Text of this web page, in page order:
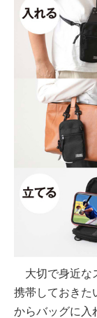
大切で身近な
携帯しておきた
からバッグに入